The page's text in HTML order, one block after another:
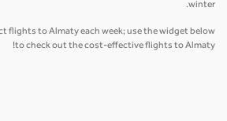
winter.
flights to Almaty each week; use the widget below
to check out the cost-effective flights to Almaty!